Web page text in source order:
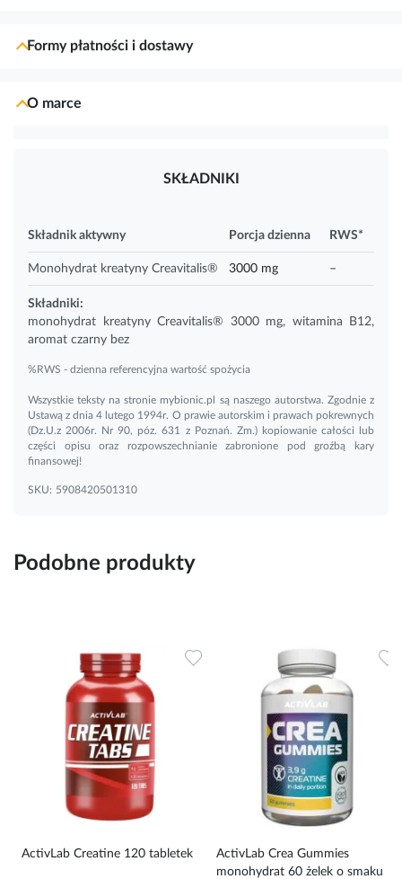
Formy płatności i dostawy
O marce
SKŁADNIKI
Składnik aktywny Porcja dzienna RWS*
Monohydrat kreatyny Creavitalis® 3000 mg –
Składniki:
monohydrat kreatyny Creavitalis® 3000 mg, witamina B12,
aromat czarny bez
%RWS - dzienna referencyjna wartość spożycia
Wszystkie teksty na stronie mybionic.pl są naszego autorstwa. Zgodnie z
Ustawą z dnia 4 lutego 1994r. O prawie autorskim i prawach pokrewnych
(Dz.U.z 2006r. Nr 90, póz. 631 z Poznań. Zm.) kopiowanie całości lub
części opisu oraz rozpowszechnianie zabronione pod groźbą kary
finansowej!
SKU: 5908420501310
Podobne produkty
Dodaj do ulubionych
ActivLab Creatine 120 tabletek
Dodaj do ulubionych
ActivLab Crea Gummies
monohydrat 60 żelek o smaku